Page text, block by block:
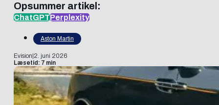
Opsummer artikel:
ChatGPTPerplexity
Aston Martin
Evision 2. juni 2026
Læsetid: 7 min